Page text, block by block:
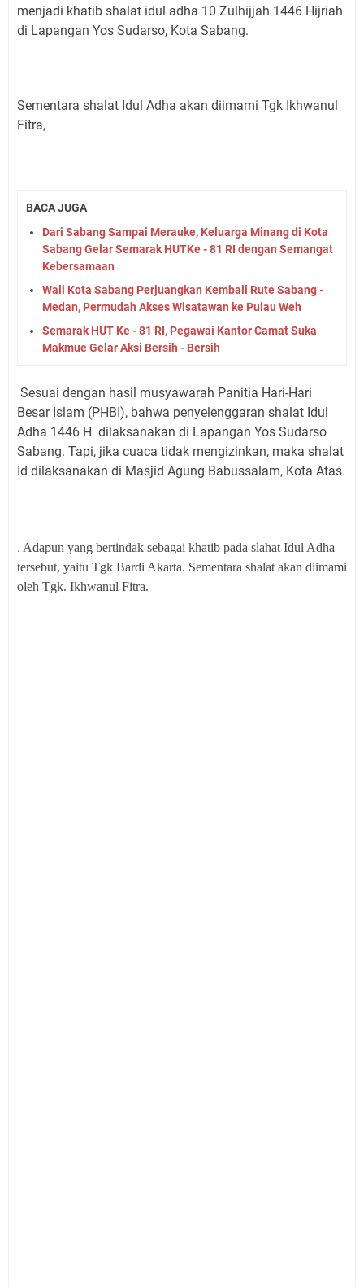
menjadi khatib shalat idul adha 10 Zulhijjah 1446 Hijriah
di Lapangan Yos Sudarso, Kota Sabang.
Sementara shalat Idul Adha akan diimami Tgk Ikhwanul
Fitra,
BACA JUGA
Dari Sabang Sampai Merauke, Keluarga Minang di Kota
Sabang Gelar Semarak HUTKe - 81 RI dengan Semangat
Kebersamaan
Wali Kota Sabang Perjuangkan Kembali Rute Sabang -
Medan, Permudah Akses Wisatawan ke Pulau Weh
Semarak HUT Ke - 81 RI, Pegawai Kantor Camat Suka
Makmue Gelar Aksi Bersih - Bersih
Sesuai dengan hasil musyawarah Panitia Hari-Hari
Besar Islam (PHBI), bahwa penyelenggaran shalat Idul
Adha 1446 H dilaksanakan di Lapangan Yos Sudarso
Sabang. Tapi, jika cuaca tidak mengizinkan, maka shalat
Id dilaksanakan di Masjid Agung Babussalam, Kota Atas.
. Adapun yang bertindak sebagai khatib pada slahat Idul Adha
tersebut, yaitu Tgk Bardi Akarta. Sementara shalat akan diimami
oleh Tgk. Ikhwanul Fitra.